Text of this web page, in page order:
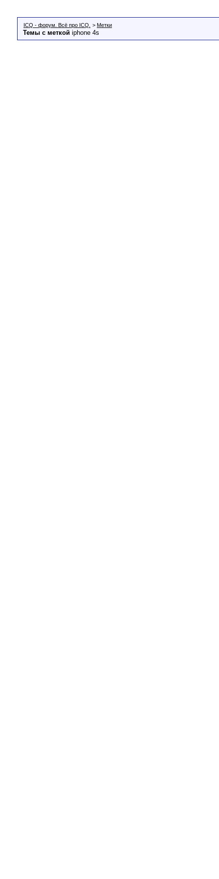
ICQ - форум. Всё про ICQ. > Метки
Темы с меткой iphone 4s